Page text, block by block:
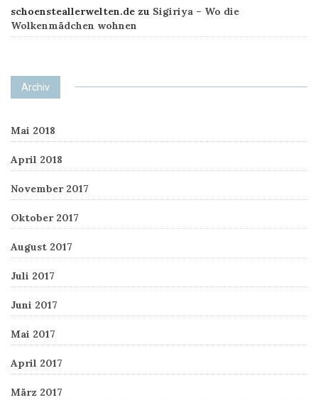
schoensteallerwelten.de zu Sigiriya – Wo die
Wolkenmädchen wohnen
Archiv
Mai 2018
April 2018
November 2017
Oktober 2017
August 2017
Juli 2017
Juni 2017
Mai 2017
April 2017
März 2017